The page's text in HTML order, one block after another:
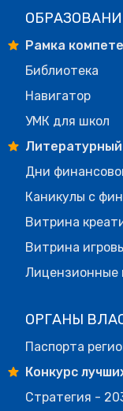
Рамка
Библиотека
Навигатор
УМК для школ
Литературный
Дни
Каникулы с
Витрина
Витрина
Лицензионные
ОРГАНЫ
Паспорта
Конкурс
Стратегия -